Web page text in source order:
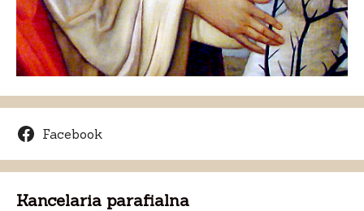
Facebook
Kancelaria parafialna